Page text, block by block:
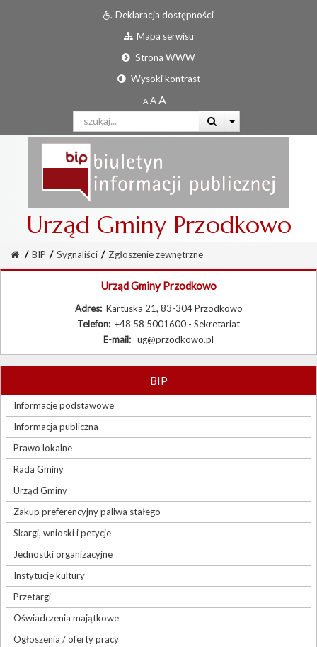
Deklaracja dostępności
Mapa serwisu
Strona WWW
Wysoki kontrast
Urząd Gminy Przodkowo
/ BIP / Sygnaliści / Zgłoszenie zewnętrzne
Urząd Gminy Przodkowo
Adres: Kartuska 21, 83-304 Przodkowo
Telefon: +48 58 5001600 - Sekretariat
E-mail: ug@przodkowo.pl
BIP
Informacje podstawowe
Informacja publiczna
Prawo lokalne
Rada Gminy
Urząd Gminy
Zakup preferencyjny paliwa stałego
Skargi, wnioski i petycje
Jednostki organizacyjne
Instytucje kultury
Przetargi
Oświadczenia majątkowe
Ogłoszenia / oferty pracy